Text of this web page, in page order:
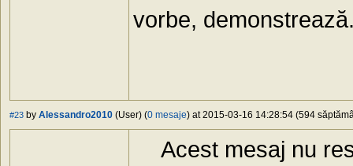
vorbe,
#23 by Alessandro2010 (User) (0 mesaje) at 2015-03-16 14:28:54 (594
Acest mesaj nu